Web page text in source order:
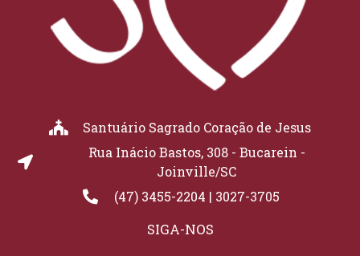
Santuário Sagrado Coração de Jesus
Rua Inácio Bastos, 308 - Bucarein -
Joinville/SC
(47) 3455-2204 | 3027-3705
SIGA-NOS